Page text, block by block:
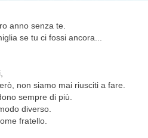
anno senza te.
se tu ci fossi ancora...
non siamo mai riusciti a fare.
sempre di più.
diverso.
fratello.